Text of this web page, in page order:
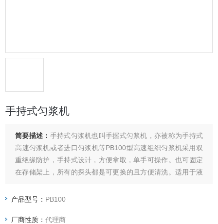
手持式匀浆机
简要描述： 手持式匀浆机也叫手握式匀浆机，亦被称为手持式
高速匀浆机或者进口匀浆机等PB100型高速组织匀浆机采用双
重绝缘防护，手持式设计，方便拿取，单手可操作。也可固定
在存储架上，所有的探头都是可更换的且方便清洗。适用于液
动物细胞组织的捣碎、匀浆等。
产品型号： PB100
厂商性质：代理商